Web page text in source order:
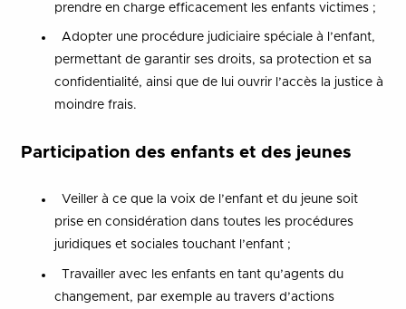
prendre en charge efficacement les enfants victimes ;
Adopter une procédure judiciaire spéciale à l’enfant,
permettant de garantir ses droits, sa protection et sa
confidentialité, ainsi que de lui ouvrir l’accès la justice à
moindre frais.
Participation des enfants et des jeunes
Veiller à ce que la voix de l’enfant et du jeune soit
prise en considération dans toutes les procédures
juridiques et sociales touchant l’enfant ;
Travailler avec les enfants en tant qu’agents du
changement, par exemple au travers d’actions